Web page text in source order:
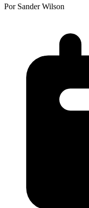
Por Sander Wilson